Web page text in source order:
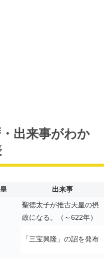
出来事がわか
出来事
聖徳太子が推古天皇の摂
政になる。（～622年）
「三宝興隆」の詔を発布